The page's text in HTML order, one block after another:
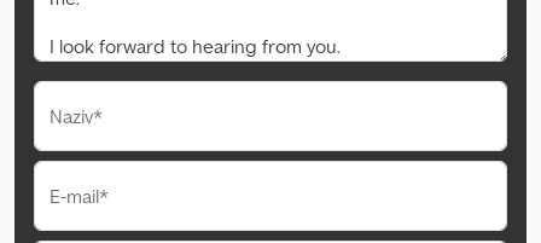
Naziv*
E-mail*